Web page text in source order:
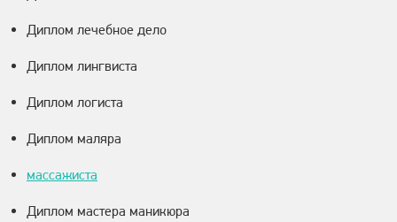
Диплом лечебное дело
Диплом лингвиста
Диплом логиста
Диплом маляра
массажиста
Диплом мастера маникюра